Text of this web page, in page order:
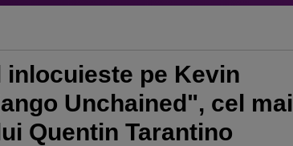
pe Kevin
Unchained", cel mai
Quentin Tarantino